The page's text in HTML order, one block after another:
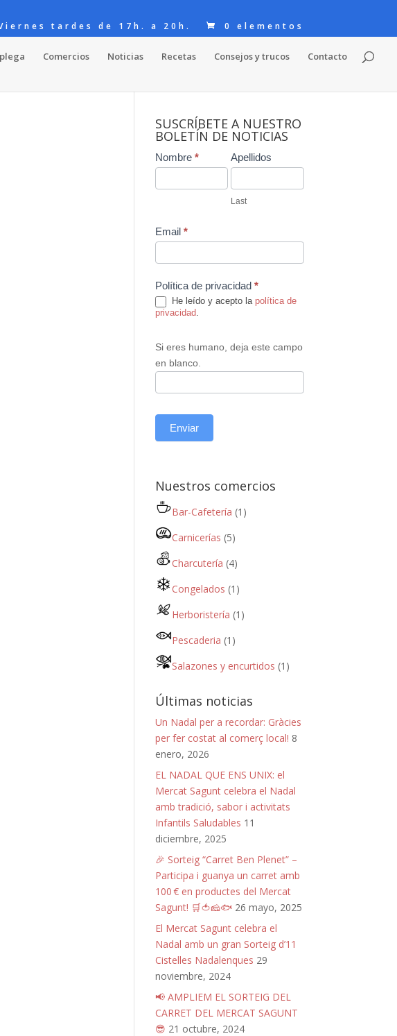
Viernes tardes de 17h. a 20h.
0 elementos
Comercios Noticias Recetas Consejos y trucos Contacto
SUSCRÍBETE A NUESTRO
BOLETÍN DE NOTICIAS
Contact
Us
Nombre * Apellidos
Last
Email *
Política de privacidad *
He leído y acepto la política de
privacidad.
Si eres humano, deja este campo
en blanco.
Enviar
Nuestros comercios
Bar-Cafetería (1)
Carnicerías (5)
Charcutería (4)
Congelados (1)
Herboristería (1)
Pescaderia (1)
Salazones y encurtidos (1)
Últimas noticias
Un Nadal per a recordar: Gràcies
per fer costat al comerç local! 8
enero, 2026
EL NADAL QUE ENS UNIX: el
Mercat Sagunt celebra el Nadal
amb tradició, sabor i activitats
Infantils Saludables 11
diciembre, 2025
🎉 Sorteig “Carret Ben Plenet” –
Participa i guanya un carret amb
100 € en productes del Mercat
Sagunt! 🛒🍅🧀🐟 26 mayo, 2025
El Mercat Sagunt celebra el
Nadal amb un gran Sorteig d’11
Cistelles Nadalenques 29
noviembre, 2024
📢 AMPLIEM EL SORTEIG DEL
CARRET DEL MERCAT SAGUNT
😎 21 octubre, 2024